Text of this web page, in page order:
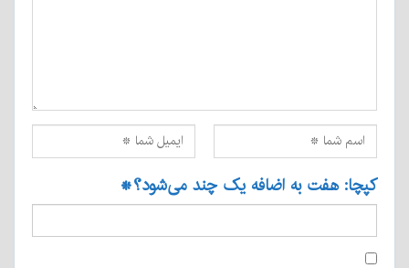
کپچا: هفت به اضافه یک چند می‌شود؟*